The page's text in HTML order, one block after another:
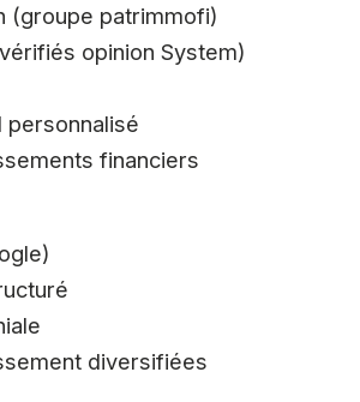
(groupe patrimmofi)
opinion System)
personnalisé
financiers
diversifiées